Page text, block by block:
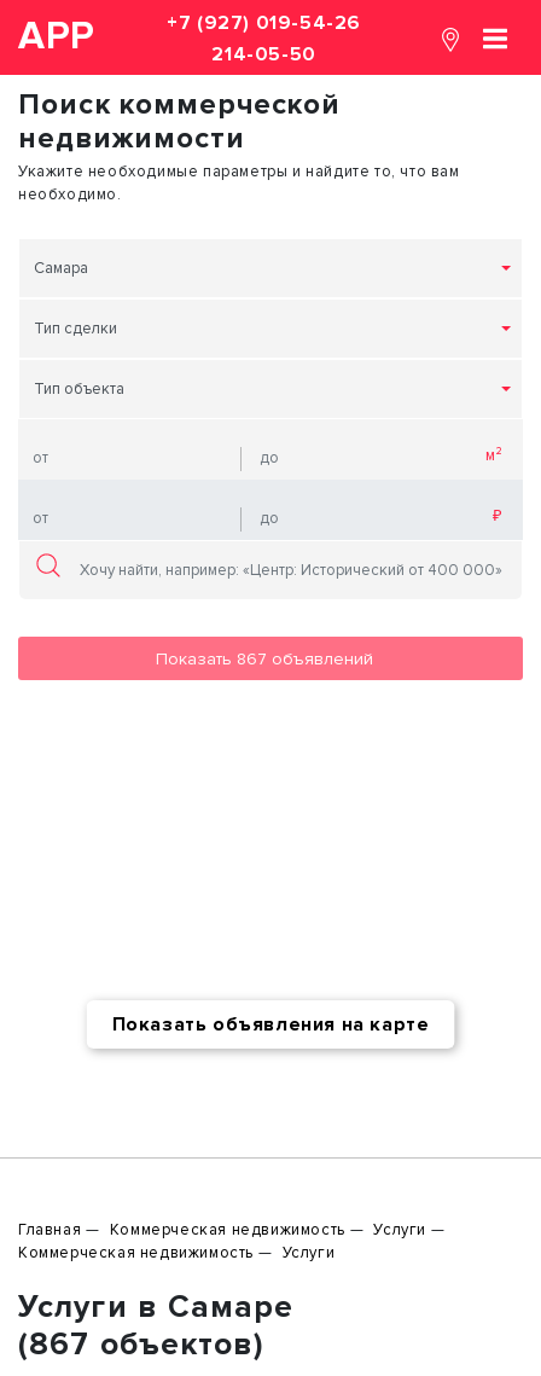
АРР
+7 (927) 019-54-26
214-05-50
Поиск коммерческой
недвижимости
Укажите необходимые параметры и найдите то, что вам
необходимо.
Самара
Тип сделки
Тип объекта
Показать 867 объявлений
Показать объявления на карте
Главная Коммерческая недвижимость
Услуги
Коммерческая недвижимость
Услуги
Услуги в Самаре
(867 объектов)